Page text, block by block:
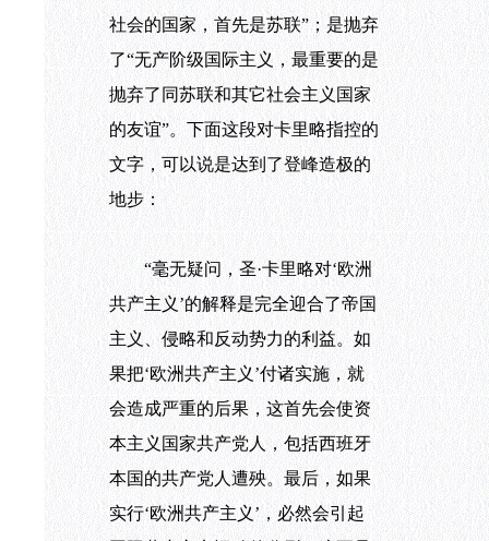
社会的国家，首先是苏联”；是抛弃
了“无产阶级国际主义，最重要的是
抛弃了同苏联和其它社会主义国家
的友谊”。下面这段对卡里略指控的
文字，可以说是达到了登峰造极的
地步：
“毫无疑问，圣·卡里略对‘欧洲
共产主义’的解释是完全迎合了帝国
主义、侵略和反动势力的利益。如
果把‘欧洲共产主义’付诸实施，就
会造成严重的后果，这首先会使资
本主义国家共产党人，包括西班牙
本国的共产党人遭殃。最后，如果
实行‘欧洲共产主义’，必然会引起